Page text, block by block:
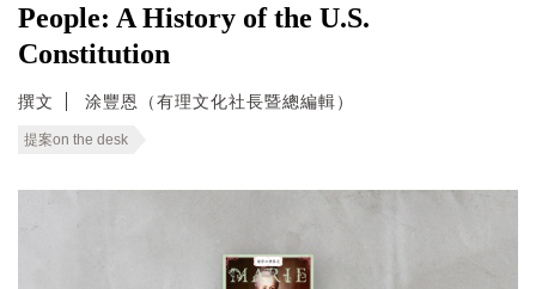
People: A History of the U.S.
Constitution
撰文 涂豐恩（有理文化社長暨總編輯）
提案on the desk